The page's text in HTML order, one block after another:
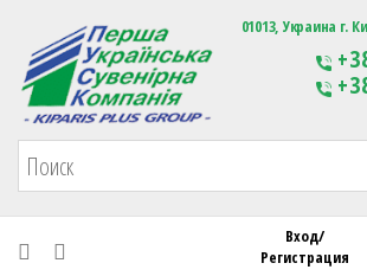
Первая Украинская Сувенирная01013, Украина г.
Вход/
Регистрация